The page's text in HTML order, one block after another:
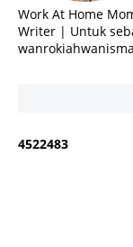
Work At Home
Writer | Untuk
4522483